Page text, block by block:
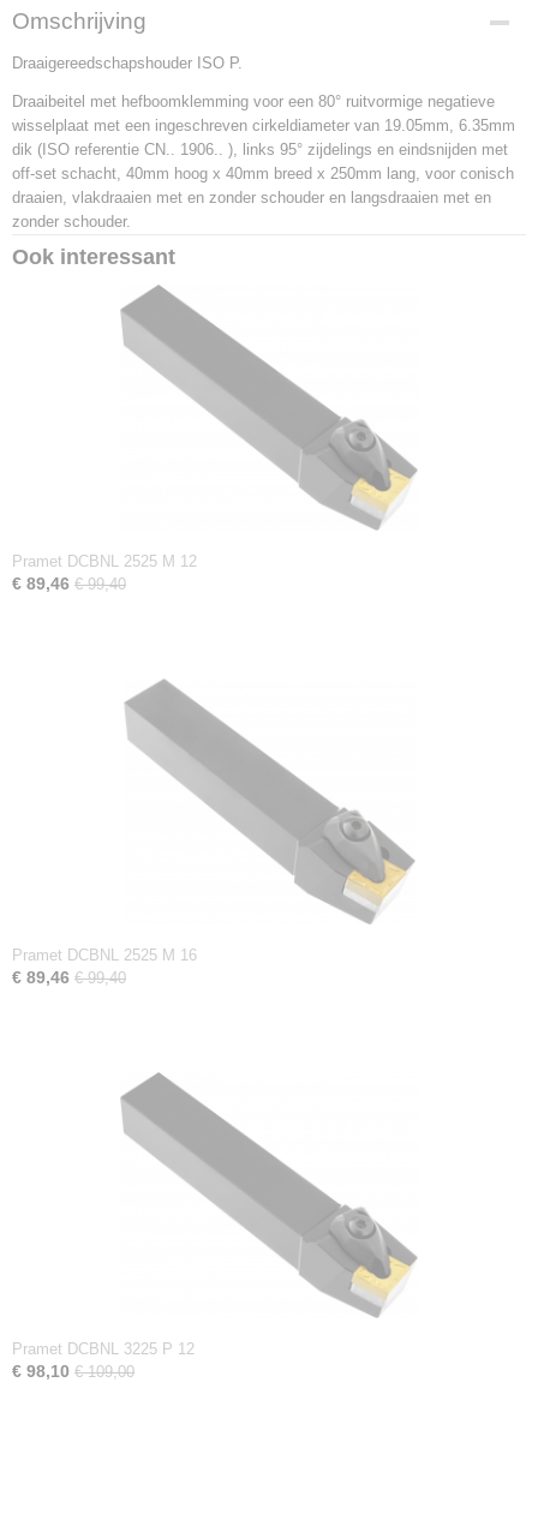
Productcode
PCLNL 4040 S 19
EAN code
Productcode leverancier
PCLNL 4040 S 19
Netto gewicht
3,16 Kg
Omschrijving
Draaigereedschapshouder ISO P.
Draaibeitel met hefboomklemming voor een 80° ruitvormige negatieve
wisselplaat met een ingeschreven cirkeldiameter van 19.05mm, 6.35mm
dik (ISO referentie CN.. 1906.. ), links 95° zijdelings en eindsnijden met
off-set schacht, 40mm hoog x 40mm breed x 250mm lang, voor conisch
draaien, vlakdraaien met en zonder schouder en langsdraaien met en
zonder schouder.
Ook interessant
Pramet DCBNL 2525 M 12
€ 89,46 € 99,40
Pramet DCBNL 2525 M 16
€ 89,46 € 99,40
Pramet DCBNL 3225 P 12
€ 98,10 € 109,00